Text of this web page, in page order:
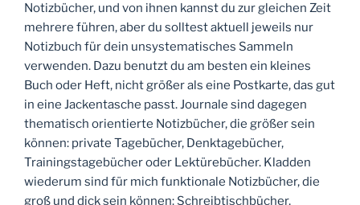
Notizbücher, und von ihnen kannst du zur gleichen Zeit
mehrere führen, aber du solltest aktuell jeweils nur
Notizbuch für dein unsystematisches Sammeln
verwenden. Dazu benutzt du am besten ein kleines
Buch oder Heft, nicht größer als eine Postkarte, das gut
in eine Jackentasche passt. Journale sind dagegen
thematisch orientierte Notizbücher, die größer sein
können: private Tagebücher, Denktagebücher,
Trainingstagebücher oder Lektürebücher. Kladden
wiederum sind für mich funktionale Notizbücher, die
groß und dick sein können: Schreibtischbücher,